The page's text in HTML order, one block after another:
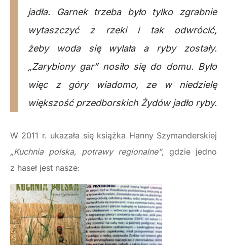
jadła. Garnek trzeba było tylko zgrabnie
wytaszczyć z rzeki i tak odwrócić,
żeby woda się wylała a ryby zostały.
„Zarybiony gar” nosiło się do domu. Było
więc z góry wiadomo, ze w niedzielę
większość przedborskich Żydów jadło ryby.
W 2011 r. ukazała się książka Hanny Szymanderskiej
„Kuchnia polska, potrawy regionalne”, gdzie jedno
z haseł jest nasze: